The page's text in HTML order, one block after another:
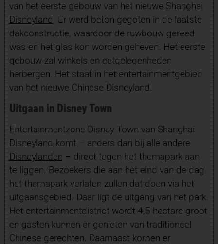
van het eerste gebouw van het nieuwe Shanghai
Disneyland. Er werd beton gegoten in de laatste
dakconstructie, waardoor de ruwbouw gereed
was en het glas kon worden geheven. Het eerste
gebouw zal winkels en eetgelegenheden
herbergen. Het staat in het entertainmentgebied
van het nieuwe Chinese Disneyland.
Uitgaan in Disney Town
Entertainmentzone Disney Town van Shanghai
Disneyland komt – anders dan bij alle andere
Disneylanden – direct tegen het themapark aan
te liggen. Bezoekers die aan het eind van de dag
het themapark verlaten zullen dat doen via het
uitgaansgebied. Daar ligt de uitgang van het park.
Het entertainmentdistrict wordt 4,5 hectare groot
en gasten kunnen er genieten van traditioneel
Chinese gerechten. Daarnaast komen er